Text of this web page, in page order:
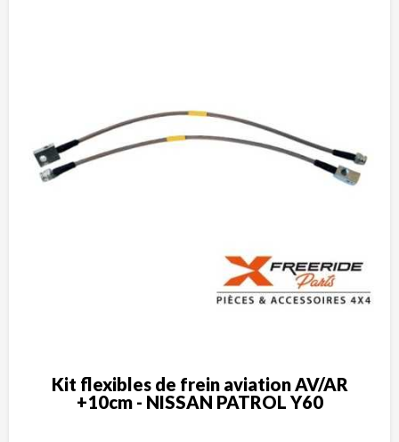
Kit flexibles de frein aviation AV/AR
+10cm - NISSAN PATROL Y60